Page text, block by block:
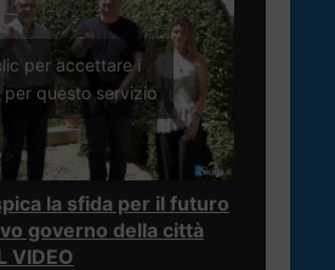
per accettare i
per questo servizio
la sfida per il futuro
governo della città
VIDEO